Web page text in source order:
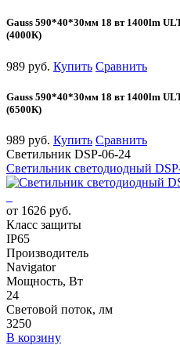
Gauss 590*40*30мм 18 вт 1400lm
(4000К)
989 руб. Купить Сравнить
Gauss 590*40*30мм 18 вт 1400lm
(6500К)
989 руб. Купить Сравнить
Светильник DSP-06-24
Светильник светодиодный
от 1626 руб.
Класс защиты
IP65
Производитель
Navigator
Мощность, Вт
24
Световой поток, лм
3250
В корзину